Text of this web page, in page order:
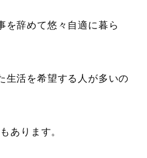
を辞めて悠々自適に暮ら
生活を希望する人が多いの
あります。